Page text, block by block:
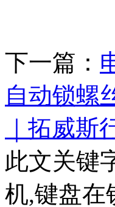
下一篇：
自动锁螺
｜拓威
此文关键
机,键盘在